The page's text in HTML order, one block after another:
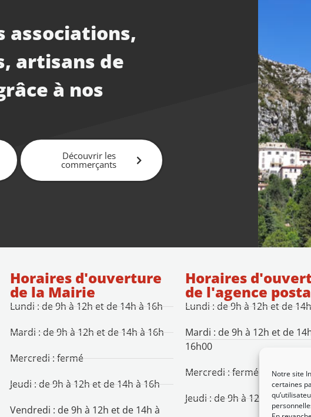
Notre site
certaines
associations,
artisans de
à nos
Découvrir les
commerçants
Horaires d'ouverture
de la Mairie
Lundi : de 9h à 12h et de 14h à 16h
Mardi : de 9h à 12h et de 14h à 16h
Mercredi : fermé
Jeudi : de 9h à 12h et de 14h à 16h
Vendredi : de 9h à 12h et de 14h à
Horaires
de l'agence
Lundi : de 9h à 12h et de
Mardi : de 9h à 12h et de
16h00
Mercredi : fermé
Jeudi : de 9h à 12h et de